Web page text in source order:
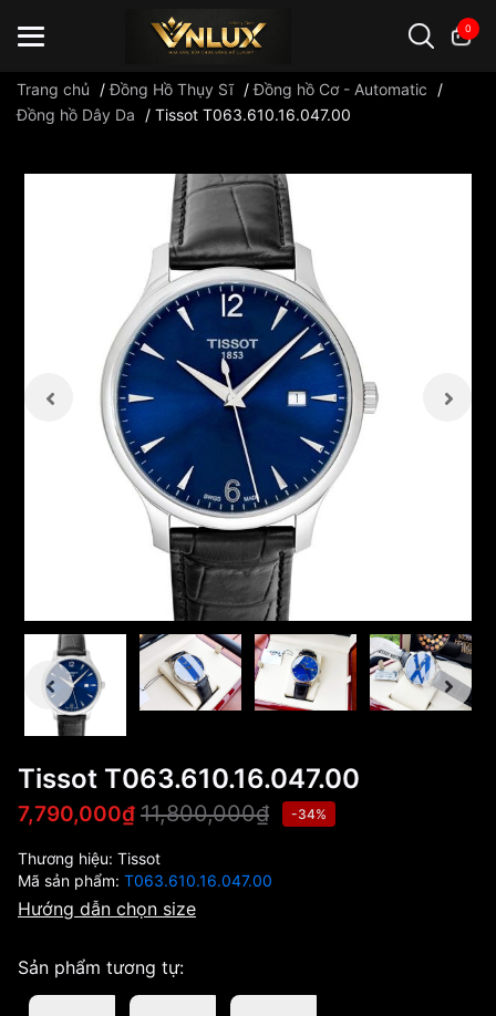
0
Trang chủ /Đồng Hồ Thụy Sĩ /Đồng hồ Cơ - Automatic
/
Đồng hồ Dây Da
/ Tissot T063.610.16.047.00
Tissot T063.610.16.047.00
7,790,000₫ 11,800,000₫ -34%
Thương hiệu: Tissot
Mã sản phẩm: T063.610.16.047.00
Hướng dẫn chọn size
Sản phẩm tương tự: